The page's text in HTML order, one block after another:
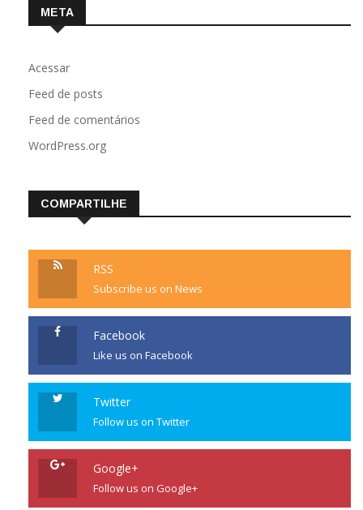
META
Acessar
Feed de posts
Feed de comentários
WordPress.org
COMPARTILHE
RSS
Subscribe us on News
Facebook
Like us on Facebook
Twitter
Follow us on Twitter
Google+
Follow us on Google+